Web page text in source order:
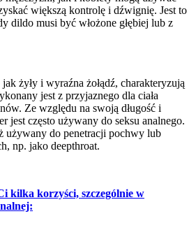
większą kontrolę i dźwignię. Jest to
dildo musi być włożone głębiej lub z
żyły i wyraźna żołądź, charakteryzują
jest z przyjaznego dla ciała
Ze względu na swoją długość i
jest często używany do seksu analnego.
używany do penetracji pochwy lub
np. jako deepthroat.
kilka korzyści, szczególnie w